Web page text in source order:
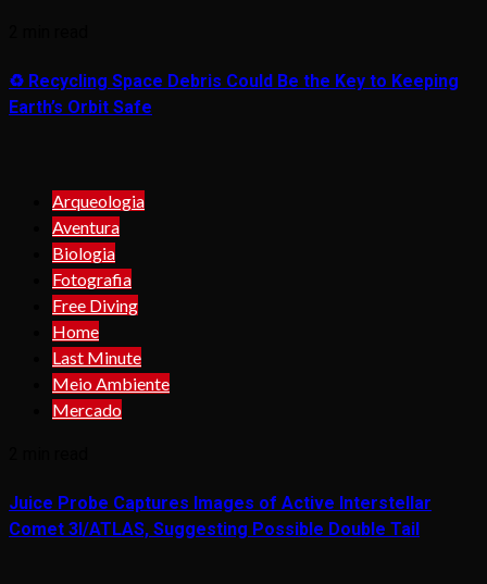
♻️ Recycling Space Debris Could Be the Key to Keeping
Earth’s Orbit Safe
Arqueologia
Aventura
Biologia
Fotografia
Free Diving
Home
Last Minute
Meio Ambiente
Mercado
Juice Probe Captures Images of Active Interstellar
Comet 3I/ATLAS, Suggesting Possible Double Tail